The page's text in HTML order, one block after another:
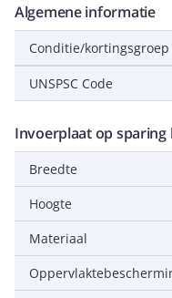
Algemene informatie
Conditie/kortingsgroep
UNSPSC Code
Invoerplaat op sparing
Breedte
Hoogte
Materiaal